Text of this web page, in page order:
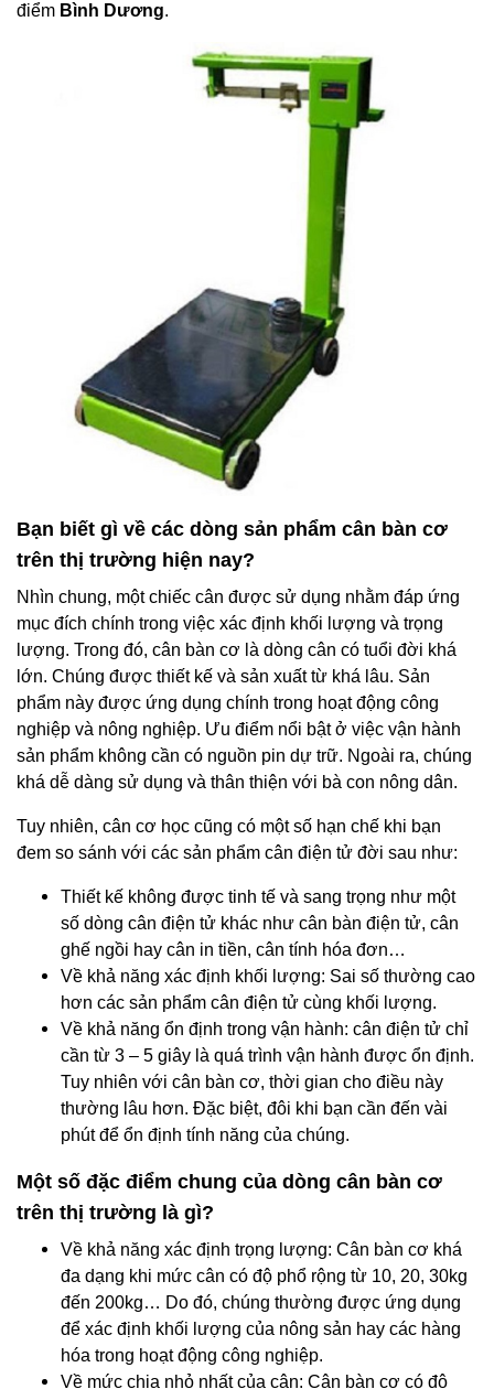
điểm Bình Dương.
Bạn biết gì về các dòng sản phẩm cân bàn cơ
trên thị trường hiện nay?
Nhìn chung, một chiếc cân được sử dụng nhằm đáp ứng
mục đích chính trong việc xác định khối lượng và trọng
lượng. Trong đó, cân bàn cơ là dòng cân có tuổi đời khá
lớn. Chúng được thiết kế và sản xuất từ khá lâu. Sản
phẩm này được ứng dụng chính trong hoạt động công
nghiệp và nông nghiệp. Ưu điểm nổi bật ở việc vận hành
sản phẩm không cần có nguồn pin dự trữ. Ngoài ra, chúng
khá dễ dàng sử dụng và thân thiện với bà con nông dân.
Tuy nhiên, cân cơ học cũng có một số hạn chế khi bạn
đem so sánh với các sản phẩm cân điện tử đời sau như:
Thiết kế không được tinh tế và sang trọng như một
số dòng cân điện tử khác như cân bàn điện tử, cân
ghế ngồi hay cân in tiền, cân tính hóa đơn…
Về khả năng xác định khối lượng: Sai số thường cao
hơn các sản phẩm cân điện tử cùng khối lượng.
Về khả năng ổn định trong vận hành: cân điện tử chỉ
cần từ 3 – 5 giây là quá trình vận hành được ổn định.
Tuy nhiên với cân bàn cơ, thời gian cho điều này
thường lâu hơn. Đặc biệt, đôi khi bạn cần đến vài
phút để ổn định tính năng của chúng.
Một số đặc điểm chung của dòng cân bàn cơ
trên thị trường là gì?
Về khả năng xác định trọng lượng: Cân bàn cơ khá
đa dạng khi mức cân có độ phổ rộng từ 10, 20, 30kg
đến 200kg… Do đó, chúng thường được ứng dụng
để xác định khối lượng của nông sản hay các hàng
hóa trong hoạt động công nghiệp.
Về mức chia nhỏ nhất của cân: Cân bàn cơ có độ